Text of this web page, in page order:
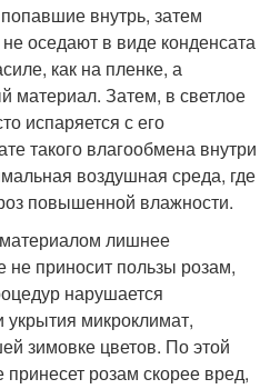
внутрь, затем
оседают в виде конденсата
как на пленке, а
материал. Затем, в светлое
испаряется с его
такого влагообмена внутри
воздушная среда, где
повышенной влажности.
лишнее
не приносит пользы розам,
нарушается
микроклимат,
зимовке цветов. По этой
розам скорее вред,